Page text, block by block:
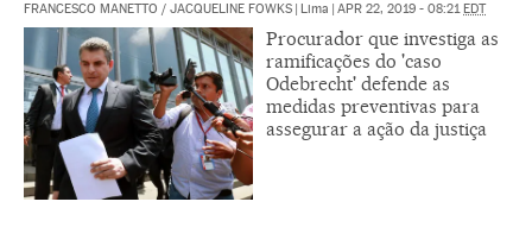
FRANCESCO MANETTO / JACQUELINE FOWKS Lima APR 22, 2019 - 08:21 EDT
Procurador que investiga as
ramificações do 'caso
Odebrecht' defende as
medidas preventivas para
assegurar a ação da justiça